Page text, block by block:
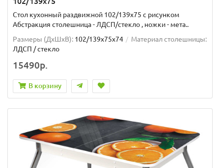
Стол кухонный раздвижной 102/139x75 с рисунком
Абстракция столешница - ЛДСП/стекло , ножки - мета..
Размеры (ДхШxВ): 102/139х75х74
Материал столешницы:
ЛДСП / стекло
15490р.
В корзину